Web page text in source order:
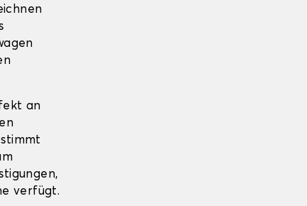
an
verfügt.